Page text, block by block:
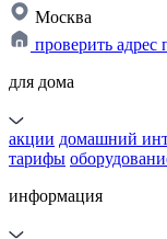
Москва
проверить адрес
для дома
акции домашний
тарифы
информация